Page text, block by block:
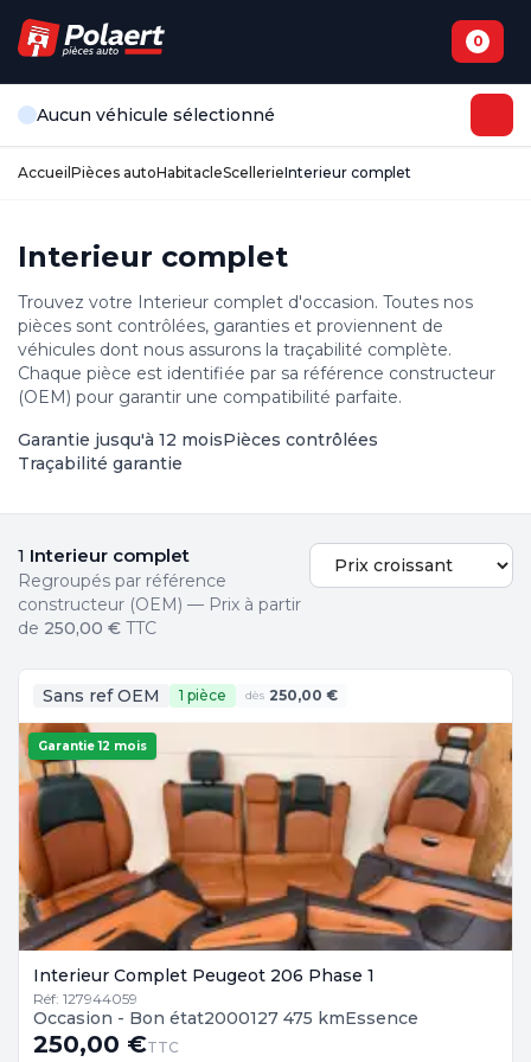
0
Aucun véhicule sélectionné
Accueil Pièces autoHabitacleScellerieInterieur complet
Interieur complet
Trouvez votre Interieur complet d'occasion. Toutes nos
pièces sont contrôlées, garanties et proviennent de
véhicules dont nous assurons la traçabilité complète.
Chaque pièce est identifiée par sa référence constructeur
(OEM) pour garantir une compatibilité parfaite.
Garantie jusqu'à 12 moisPièces contrôlées
Traçabilité garantie
1 Interieur complet
Regroupés par référence
constructeur (OEM) — Prix à partir
de 250,00 € TTC
Sans ref OEM 1 pièce dès 250,00 €
Garantie 12 mois
Interieur Complet Peugeot 206 Phase 1
Réf: 127944059
Occasion - Bon état2000127 475 kmEssence
250,00 €TTC